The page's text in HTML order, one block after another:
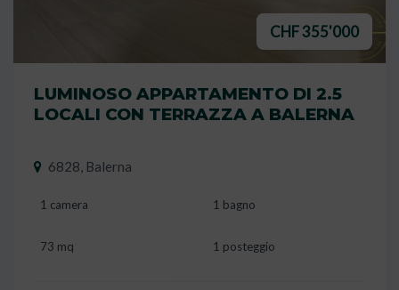
CHF 355'000
LUMINOSO APPARTAMENTO DI 2.5
LOCALI CON TERRAZZA A BALERNA
6828, Balerna
1 camera 1 bagno
73 mq 1 posteggio